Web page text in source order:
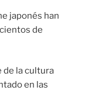
japonés han
de
de la cultura
en las